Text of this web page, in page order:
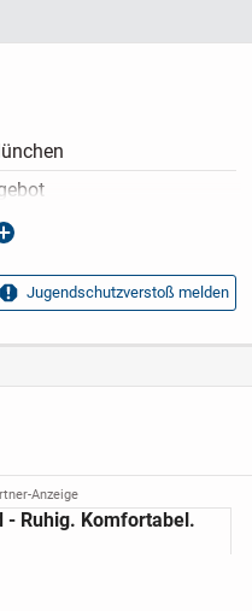
Anzeige
- Ruhig. Komfortabel.
Jugendschutzverstoß melden